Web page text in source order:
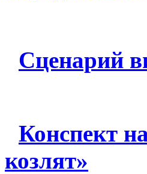
Сценарий
Конспект
козлят»